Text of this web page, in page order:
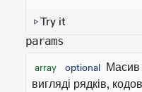
Try it
params
array optional Масив
вигляді рядків,